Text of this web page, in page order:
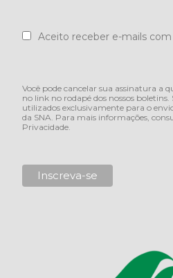
Aceito receber e-mails
Você pode cancelar sua assinatura a
no link no rodapé dos nossos boletins.
utilizados exclusivamente para o
da SNA. Para mais informações,
Privacidade